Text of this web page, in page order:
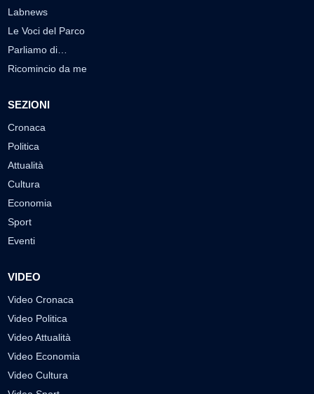
Labnews
Le Voci del Parco
Parliamo di…
Ricomincio da me
SEZIONI
Cronaca
Politica
Attualità
Cultura
Economia
Sport
Eventi
VIDEO
Video Cronaca
Video Politica
Video Attualità
Video Economia
Video Cultura